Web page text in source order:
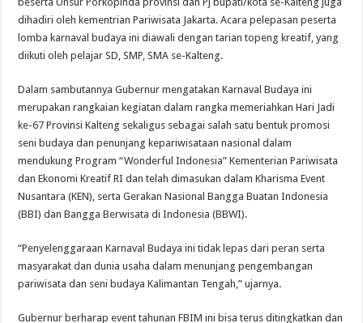
dihadiri oleh kementrian Pariwisata Jakarta. Acara pelepasan peserta
lomba karnaval budaya ini diawali dengan tarian topeng kreatif, yang
diikuti oleh pelajar SD, SMP, SMA se-Kalteng.
Dalam sambutannya Gubernur mengatakan Karnaval Budaya ini
merupakan rangkaian kegiatan dalam rangka memeriahkan Hari Jadi
ke-67 Provinsi Kalteng sekaligus sebagai salah satu bentuk promosi
seni budaya dan penunjang kepariwisataan nasional dalam
mendukung Program “Wonderful Indonesia” Kementerian Pariwisata
dan Ekonomi Kreatif RI dan telah dimasukan dalam Kharisma Event
Nusantara (KEN), serta Gerakan Nasional Bangga Buatan Indonesia
(BBI) dan Bangga Berwisata di Indonesia (BBWI).
“Penyelenggaraan Karnaval Budaya ini tidak lepas dari peran serta
masyarakat dan dunia usaha dalam menunjang pengembangan
pariwisata dan seni budaya Kalimantan Tengah,” ujarnya.
Gubernur berharap event tahunan FBIM ini bisa terus ditingkatkan dan